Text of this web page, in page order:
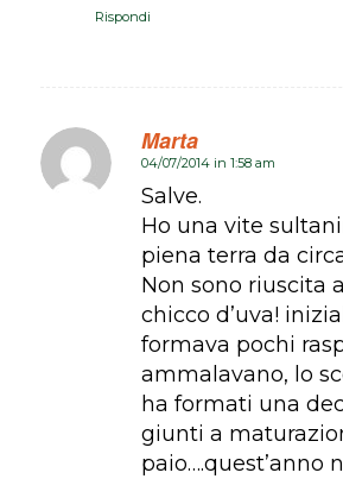
Rispondi
Marta
dice:
04/07/2014 in 1:58 am
Salve.
Ho una vite
piena terra da
Non sono riuscita
chicco d’uva!
formava pochi
ammalavano, lo
ha formati una
giunti a
paio….quest’anno